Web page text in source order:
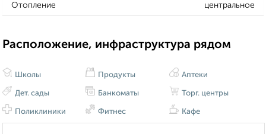
Отопление центральное
Расположение, инфраструктура рядом
Школы
Дет. сады
Поликлиники
Продукты
Банкоматы
Фитнес
Аптеки
Торг. центры
Кафе